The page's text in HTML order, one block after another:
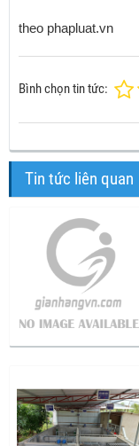
theo phapluat.vn
Bình chọn tin tức:
Tin tức liên quan